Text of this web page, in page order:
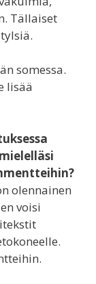
Tällaiset
somessa.
lisää
olennainen
voisi